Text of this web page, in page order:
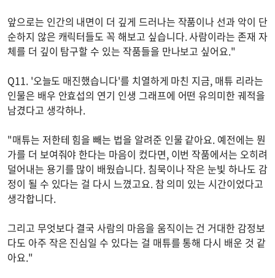
앞으로는 인간의 내면이 더 깊게 드러나는 작품이나 선과 악이 단
순하지 않은 캐릭터들도 꼭 해보고 싶습니다. 사람이라는 존재 자
체를 더 깊이 탐구할 수 있는 작품들을 만나보고 싶어요."
Q11. '오늘도 매진했습니다'를 치열하게 마친 지금, 매튜 리라는
인물은 배우 안효섭의 연기 인생 그래프에 어떤 유의미한 궤적을
남겼다고 생각하나.
"매튜는 저한테 힘을 빼는 법을 알려준 인물 같아요. 예전에는 뭔
가를 더 보여줘야 한다는 마음이 컸다면, 이번 작품에서는 오히려
덜어내는 용기를 많이 배웠습니다. 침묵이나 작은 눈빛 하나도 감
정이 될 수 있다는 걸 다시 느꼈고요. 참 의미 있는 시간이었다고
생각합니다.
그리고 무엇보다 결국 사람의 마음을 움직이는 건 거대한 감정보
다도 아주 작은 진심일 수 있다는 걸 매튜를 통해 다시 배운 것 같
아요."